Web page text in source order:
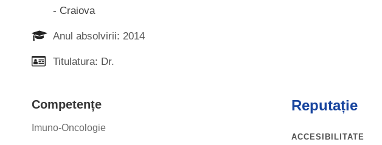
- Craiova
Anul absolvirii: 2014
Titulatura: Dr.
Competențe
Imuno-Oncologie
Reputație
ACCESIBILITATE